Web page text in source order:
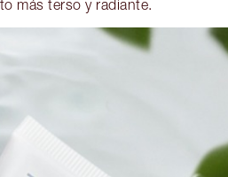
más terso y radiante.